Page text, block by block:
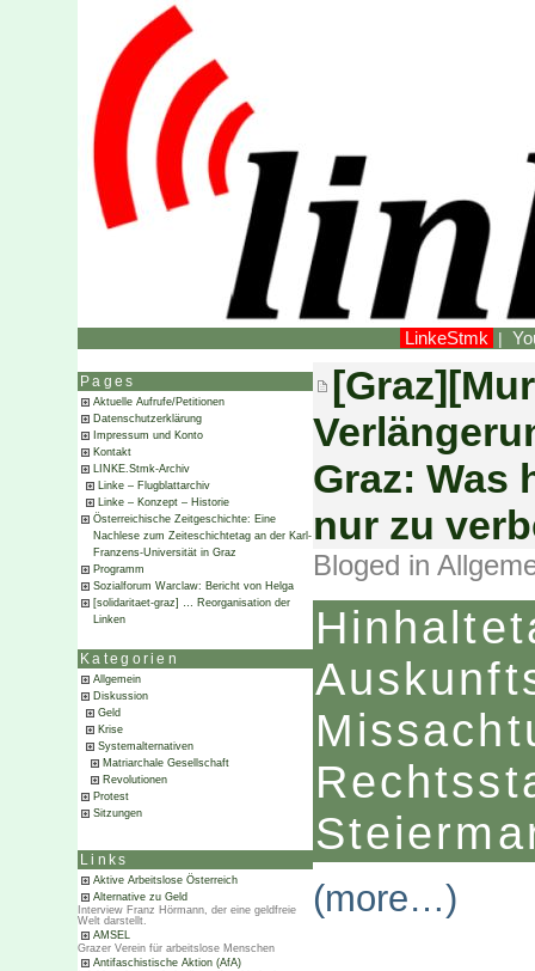
LinkeStmk |
Pages
Aktuelle Aufrufe/Petitionen
Datenschutzerklärung
Impressum und Konto
Kontakt
LINKE.Stmk-Archiv
Linke – Flugblattarchiv
Linke – Konzept – Historie
Österreichische Zeitgeschichte: Eine
Nachlese zum Zeiteschichtetag an der Karl-
Franzens-Universität in Graz
Programm
Sozialforum Warclaw: Bericht von Helga
[solidaritaet-graz] … Reorganisation der
Linken
Kategorien
Allgemein
Diskussion
Geld
Krise
Systemalternativen
Matriarchale Gesellschaft
Revolutionen
Protest
Sitzungen
Links
Aktive Arbeitslose Österreich
Alternative zu Geld
Interview Franz Hörmann, der eine geldfreie
Welt darstellt.
AMSEL
Grazer Verein für arbeitslose Menschen
Antifaschistische Aktion (AfA)
Graz: Was
nur zu
Bloged in
(more…)